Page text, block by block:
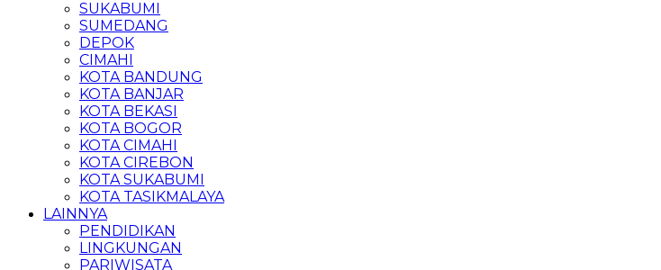
SUKABUMI
SUMEDANG
DEPOK
CIMAHI
KOTA BANDUNG
KOTA BANJAR
KOTA BEKASI
KOTA BOGOR
KOTA CIMAHI
KOTA CIREBON
KOTA SUKABUMI
KOTA TASIKMALAYA
LAINNYA
PENDIDIKAN
LINGKUNGAN
PARIWISATA